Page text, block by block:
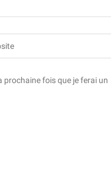
fois que je ferai un